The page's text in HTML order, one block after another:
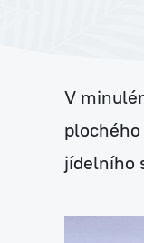
V
jídelního